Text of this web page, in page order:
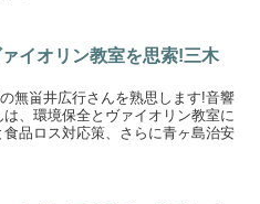
イオリン教室を思索!三木
無畄井広行さんを熟思します!音響
、環境保全とヴァイオリン教室に
品ロス対応策、さらに青ヶ島治安